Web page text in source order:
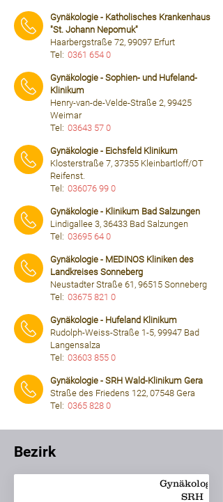
Gynäkologie - Katholisches Krankenhaus
"St. Johann Nepomuk"
Haarbergstraße 72, 99097 Erfurt
Tel: 0361 654 0
Gynäkologie - Sophien- und Hufeland-
Klinikum
Henry-van-de-Velde-Straße 2, 99425
Weimar
Tel: 03643 57 0
Gynäkologie - Eichsfeld Klinikum
Klosterstraße 7, 37355 Kleinbartloff/OT
Reifenst.
Tel: 036076 99 0
Gynäkologie - Klinikum Bad Salzungen
Lindigallee 3, 36433 Bad Salzungen
Tel: 03695 64 0
Gynäkologie - MEDINOS Kliniken des
Landkreises Sonneberg
Neustadter Straße 61, 96515 Sonneberg
Tel: 03675 821 0
Gynäkologie - Hufeland Klinikum
Rudolph-Weiss-Straße 1-5, 99947 Bad
Langensalza
Tel: 03603 855 0
Gynäkologie - SRH Wald-Klinikum Gera
Straße des Friedens 122, 07548 Gera
Tel: 0365 828 0
Bezirk
Gynäkologie -
SRH